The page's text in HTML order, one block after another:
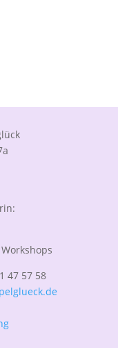
47 57 58